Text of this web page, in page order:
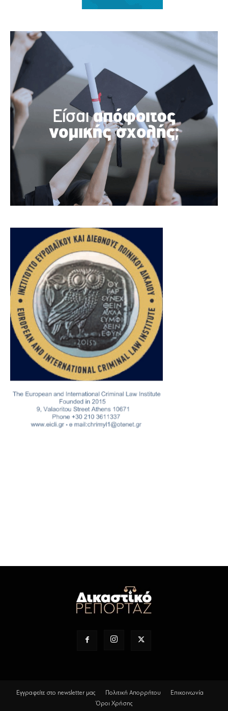
Εγγραφείτε στο newsletter μας Πολιτική Απορρήτου
Επικοινωνία
Όροι Χρήσης